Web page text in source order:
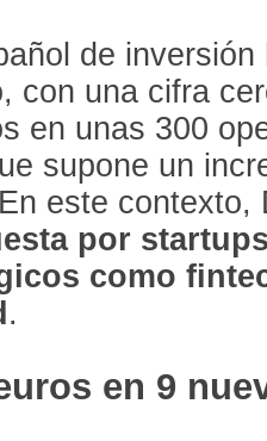
de
con una cifra
en unas 300
supone un
este contexto,
por
como
.
en 9